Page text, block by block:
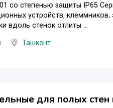
со степенью защиты IP65
устройств,
вдоль стенок отлиты ...
Ташкент
для полых